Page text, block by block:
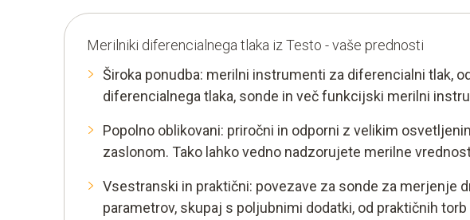
Merilniki diferencialnega tlaka iz Testo - vaše prednosti
Široka ponudba: merilni instrumenti za diferencialni tlak,
diferencialnega tlaka, sonde in več funkcijski merilni
Popolno oblikovani: priročni in odporni z velikim
zaslonom. Tako lahko vedno nadzorujete merilne
Vsestranski in praktični: povezave za sonde za merjenje
parametrov, skupaj s poljubnimi dodatki, od praktičnih torb